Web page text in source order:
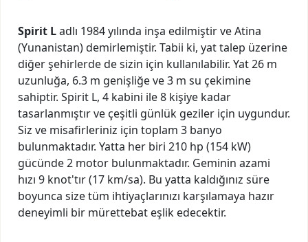
Spirit Ladlı 1984 yılında inşa edilmiştir ve Atina
(Yunanistan) demirlemiştir. Tabii ki, yat talep üzerine
diğer şehirlerde de sizin için kullanılabilir. Yat 26 m
uzunluğa, 6.3 m genişliğe ve 3 m su çekimine
sahiptir. Spirit L, 4 kabini ile 8 kişiye kadar
tasarlanmıştır ve çeşitli günlük geziler için uygundur.
Siz ve misafirleriniz için toplam 3 banyo
bulunmaktadır. Yatta her biri 210 hp (154 kW)
gücünde 2 motor bulunmaktadır. Geminin azami
hızı 9 knot'tır (17 km/sa). Bu yatta kaldığınız süre
boyunca size tüm ihtiyaçlarınızı karşılamaya hazır
deneyimli bir mürettebat eşlik edecektir.